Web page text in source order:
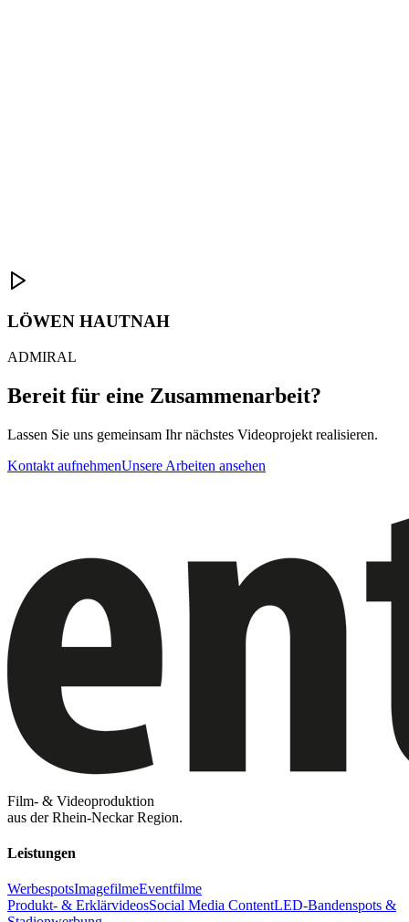
LÖWEN HAUTNAH
ADMIRAL
Bereit für eine Zusammenarbeit?
Lassen Sie uns gemeinsam Ihr nächstes Videoprojekt realisieren.
Kontakt aufnehmenUnsere Arbeiten ansehen
Film- & Videoproduktion
aus der Rhein-Neckar Region.
Leistungen
WerbespotsImagefilmeEventfilme
Produkt- & ErklärvideosSocial Media ContentLED-Bandenspots &